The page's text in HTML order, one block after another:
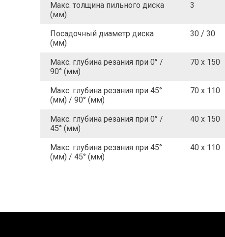
Макс. толщина пильного диска
(мм)
3
Посадочный диаметр диска
(мм)
30 / 30
Макс. глубина резания при 0° /
90° (мм)
70 x 150
Макс. глубина резания при 45°
(мм) / 90° (мм)
70 x 110
Макс. глубина резания при 0° /
45° (мм)
40 x 150
Макс. глубина резания при 45°
(мм) / 45° (мм)
40 x 110